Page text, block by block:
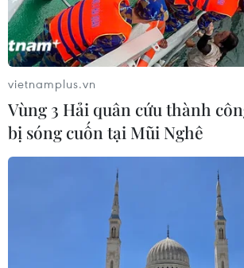
Xác nhận 28 trường hợp sử
vietnamplus.vn
Vùng 3 Hải quân cứu thành
bị sóng cuốn tại Mũi Nghê